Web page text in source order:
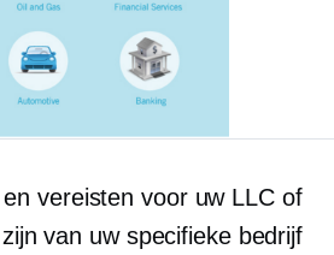
vereisten voor uw LLC of
van uw specifieke bedrijf